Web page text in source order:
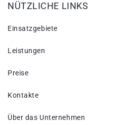
NÜTZLICHE LINKS
Einsatzgebiete
Leistungen
Preise
Kontakte
Über das Unternehmen